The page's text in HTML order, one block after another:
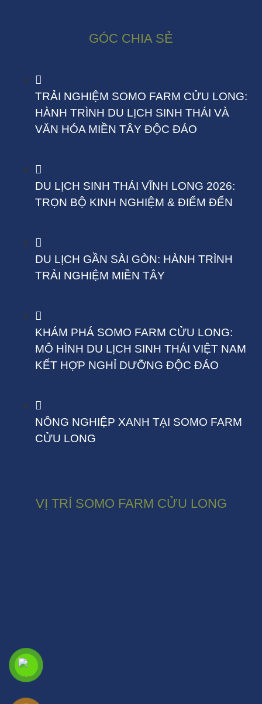
GÓC CHIA SẺ
TRẢI NGHIỆM SOMO FARM CỬU LONG:
HÀNH TRÌNH DU LỊCH SINH THÁI VÀ
VĂN HÓA MIỀN TÂY ĐỘC ĐÁO
DU LỊCH SINH THÁI VĨNH LONG 2026:
TRỌN BỘ KINH NGHIỆM & ĐIỂM ĐẾN
DU LỊCH GẦN SÀI GÒN: HÀNH TRÌNH
TRẢI NGHIỆM MIỀN TÂY
KHÁM PHÁ SOMO FARM CỬU LONG:
MÔ HÌNH DU LỊCH SINH THÁI VIỆT NAM
KẾT HỢP NGHỈ DƯỠNG ĐỘC ĐÁO
NÔNG NGHIỆP XANH TẠI SOMO FARM
CỬU LONG
VỊ TRÍ SOMO FARM CỬU LONG